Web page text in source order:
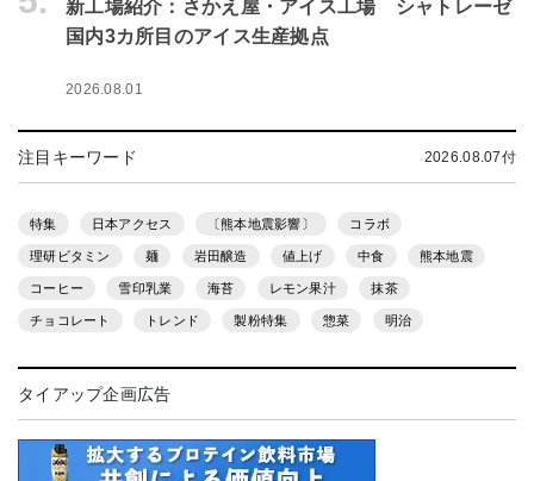
新工場紹介：さかえ屋・アイス工場 シャトレーゼ
国内3カ所目のアイス生産拠点
2026.08.01
注目キーワード 2026.08.07付
特集 日本アクセス 〔熊本地震影響〕 コラボ
理研ビタミン 麺 岩田醸造 値上げ 中食 熊本地震
コーヒー 雪印乳業 海苔 レモン果汁 抹茶
チョコレート トレンド 製粉特集 惣菜 明治
タイアップ企画広告